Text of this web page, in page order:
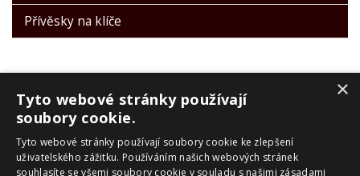
Přívěsky na klíče
PRO ZÁKAZNÍKY
×
Tyto webové stránky používají
soubory cookie.
Tyto webové stránky používají soubory cookie ke zlepšení
uživatelského zážitku. Používáním našich webových stránek
souhlasíte se všemi soubory cookie v souladu s našimi zásadami